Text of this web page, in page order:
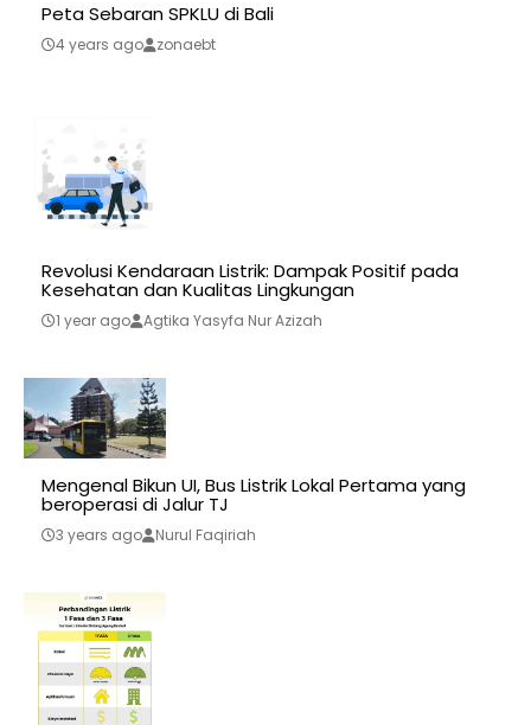
Peta Sebaran SPKLU di Bali
4 years ago zonaebt
Revolusi Kendaraan Listrik: Dampak Positif pada
Kesehatan dan Kualitas Lingkungan
1 year ago Agtika Yasyfa Nur Azizah
Mengenal Bikun UI, Bus Listrik Lokal Pertama yang
beroperasi di Jalur TJ
3 years ago Nurul Faqiriah